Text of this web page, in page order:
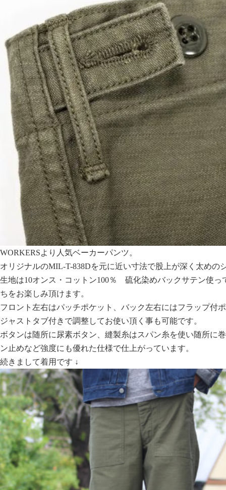
WORKERSより人気ベーカーパンツ。
オリジナルのMIL-T-838Dを元に近い寸法で股上が深く太めの
生地は10オンス・コットン100％ 硫化染めバックサテン使っ
ちをお楽しみ頂けます。
フロント左右はパッチポケット、バック左右にはフラップ付
ジャストタブ付きで調整してお使い頂く事も可能です。
ボタンは随所に尿素ボタン、縫製糸はスパン糸を使い随所に
ン止めなど強度にも優れた仕様で仕上がっています。
続きまして着用です ↓